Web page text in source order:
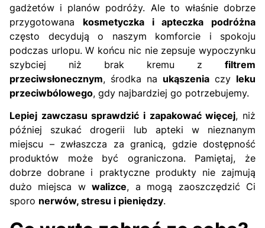
gadżetów i planów podróży. Ale to właśnie dobrze
przygotowana kosmetyczka i apteczka podróżna
często decydują o naszym komforcie i spokoju
podczas urlopu. W końcu nic nie zepsuje wypoczynku
szybciej niż brak kremu z filtrem
przeciwsłonecznym, środka na ukąszenia czy leku
przeciwbólowego, gdy najbardziej go potrzebujemy.
Lepiej zawczasu sprawdzić i zapakować więcej, niż
później szukać drogerii lub apteki w nieznanym
miejscu – zwłaszcza za granicą, gdzie dostępność
produktów może być ograniczona. Pamiętaj, że
dobrze dobrane i praktyczne produkty nie zajmują
dużo miejsca wwalizce, a mogą zaoszczędzić Ci
sporo nerwów, stresu i pieniędzy.